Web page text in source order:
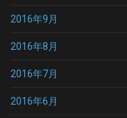
2016年9月
2016年8月
2016年7月
2016年6月